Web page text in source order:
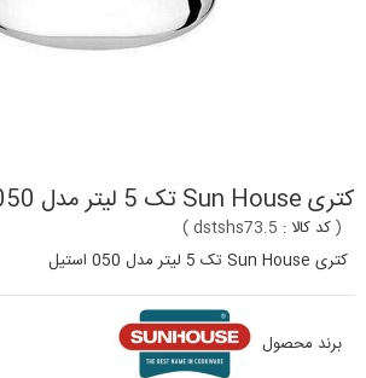
کتری Sun House تک 5 لیتر مدل 050 استیل
(کد کالا : dstshs73.5
)
کتری Sun House تک 5 لیتر مدل 050 استیل
برند محصول